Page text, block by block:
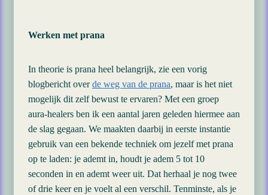
Werken met prana
In theorie is prana heel belangrijk, zie een vorig
blogbericht overde weg van de prana, maar is het niet
mogelijk dit zelf bewust te ervaren? Met een groep
aura-healers ben ik een aantal jaren geleden hiermee aan
de slag gegaan. We maakten daarbij in eerste instantie
gebruik van een bekende techniek om jezelf met prana
op te laden: je ademt in, houdt je adem 5 tot 10
seconden in en ademt weer uit. Dat herhaal je nog twee
of drie keer en je voelt al een verschil. Tenminste, als je